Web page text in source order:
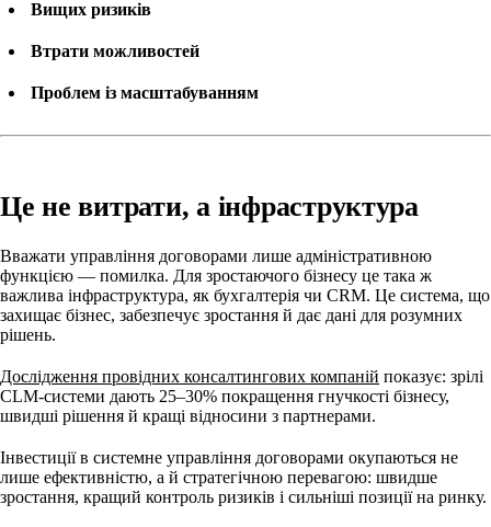
Вищих ризиків
Втрати можливостей
Проблем із масштабуванням
Це не витрати, а інфраструктура
Вважати управління договорами лише адміністративною
функцією — помилка. Для зростаючого бізнесу це така ж
важлива інфраструктура, як бухгалтерія чи CRM. Це система, що
захищає бізнес, забезпечує зростання й дає дані для розумних
рішень.
Дослідження провідних консалтингових компаній показує: зрілі
CLM-системи дають 25–30% покращення гнучкості бізнесу,
швидші рішення й кращі відносини з партнерами.
Інвестиції в системне управління договорами окупаються не
лише ефективністю, а й стратегічною перевагою: швидше
зростання, кращий контроль ризиків і сильніші позиції на ринку.